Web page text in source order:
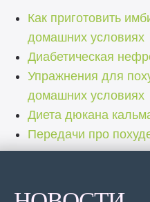
Как приготовить
домашних условиях
Диабетическая
Упражнения для
домашних условиях
Диета дюкана
Передачи про